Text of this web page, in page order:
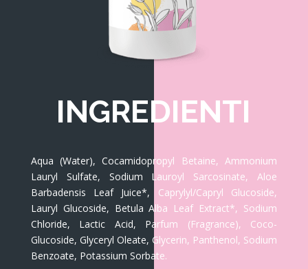
INGREDIENTI
Aqua (Water), Cocamidopropyl Betaine, Ammonium
Lauryl Sulfate, Sodium Lauroyl Sarcosinate, Aloe
Barbadensis Leaf Juice*, Caprylyl/Capryl Glucoside,
Lauryl Glucoside, Betula Alba Leaf Extract*, Sodium
Chloride, Lactic Acid, Parfum (Fragrance), Coco-
Glucoside, Glyceryl Oleate, Glycerin, Panthenol, Sodium
Benzoate, Potassium Sorbate.